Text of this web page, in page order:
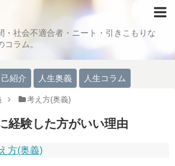
・社会不適合者・ニート・引きこもりな
ラム。
己紹介 人生奥義 人生コラム
考え方(奥義)
経験した方がいい理由
方(奥義)